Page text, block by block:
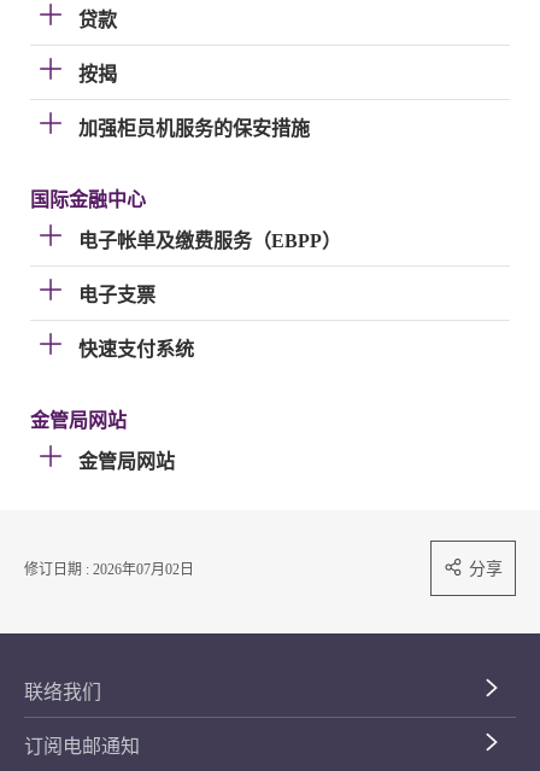
贷款
按揭
加强柜员机服务的保安措施
国际金融中心
电子帐单及缴费服务（EBPP）
电子支票
快速支付系统
金管局网站
金管局网站
修订日期 : 2026年07月02日 分享
联络我们
订阅电邮通知